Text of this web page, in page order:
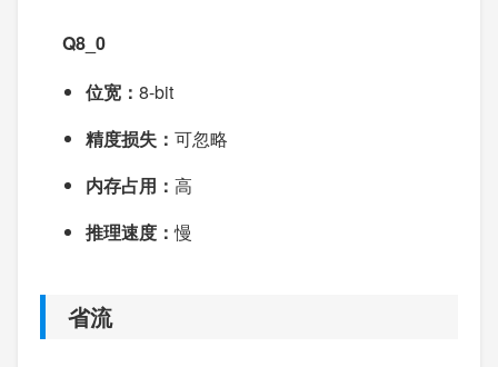
Q8_0
位宽： 8-bit
精度损失： 可忽略
内存占用： 高
推理速度：慢
省流